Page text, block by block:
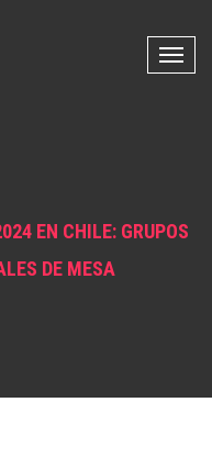
N
i
a
EN CHILE: GRUPOS
DE MESA